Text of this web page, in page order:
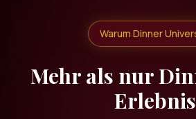
Warum Dinner
Mehr als nur
Erlebnis